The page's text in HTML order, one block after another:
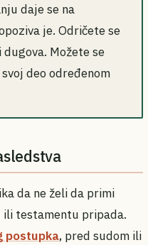
daje se na
je. Odričete se
Možete se
deo određenom
da ne želi da primi
ili testamentu pripada.
postupka, pred sudom ili